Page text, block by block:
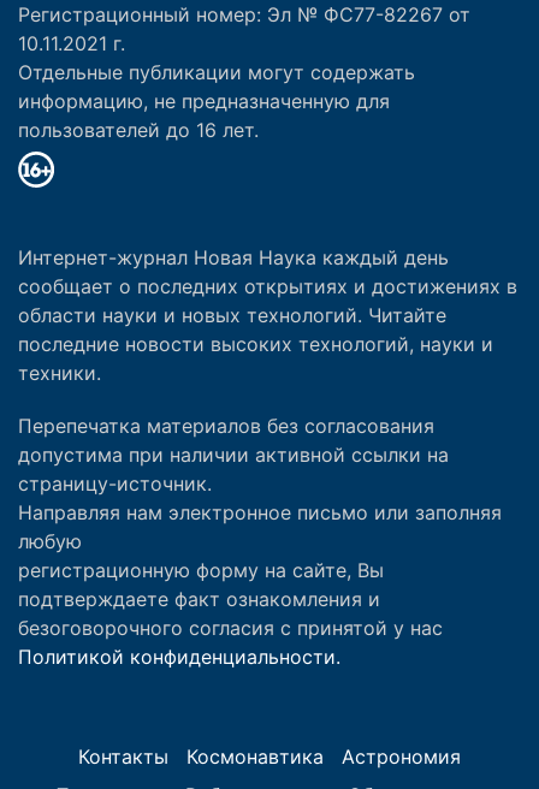
Регистрационный номер: Эл № ФС77-82267 от
10.11.2021 г.
Отдельные публикации могут содержать
информацию, не предназначенную для
пользователей до 16 лет.
Интернет-журнал Новая Наука каждый день
сообщает о последних открытиях и достижениях в
области науки и новых технологий. Читайте
последние новости высоких технологий, науки и
техники.
Перепечатка материалов без согласования
допустима при наличии активной ссылки на
страницу-источник.
Направляя нам электронное письмо или заполняя
любую
регистрационную форму на сайте, Вы
подтверждаете факт ознакомления и
безоговорочного согласия с принятой у нас
Политикой конфиденциальности.
Контакты Космонавтика
Астрономия